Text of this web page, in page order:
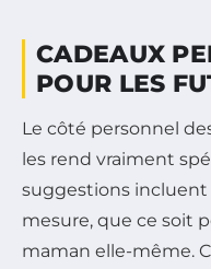
CADEAUX
POUR LES
Le côté personnel
les rend vraiment
suggestions incluent
mesure, que ce soit
maman elle-même.